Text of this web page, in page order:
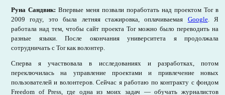
Руна Сандвик: Впервые меня позвали поработать над проектом Tor в
2009 году, это была летняя стажировка, оплачиваемая Google. Я
работала над тем, чтобы сайт проекта Tor можно было переводить на
разные языки. После окончания университета я продолжала
сотрудничать с Tor как волонтер.
Сперва я участвовала в исследованиях и разработках, потом
переключилась на управление проектами и привлечение новых
пользователей и волонтеров. Сейчас я работаю по контракту с фондом
Freedom of Press, где одна из моих задач — обучать журналистов